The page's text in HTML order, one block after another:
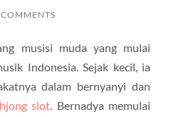
musisi muda yang mulai
Indonesia. Sejak kecil, ia
dalam bernyanyi dan
slot. Bernadya memulai